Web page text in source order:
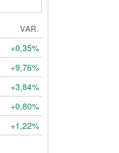
VAR.
+0,35%
+9,76%
+3,84%
+0,80%
+1,22%